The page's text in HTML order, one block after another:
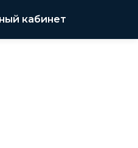
кабинет